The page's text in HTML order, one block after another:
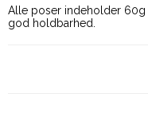
Alle poser indeholder
god holdbarhed.